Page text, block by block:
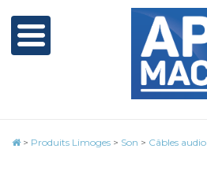
> Produits Limoges > Son > Câbles audio